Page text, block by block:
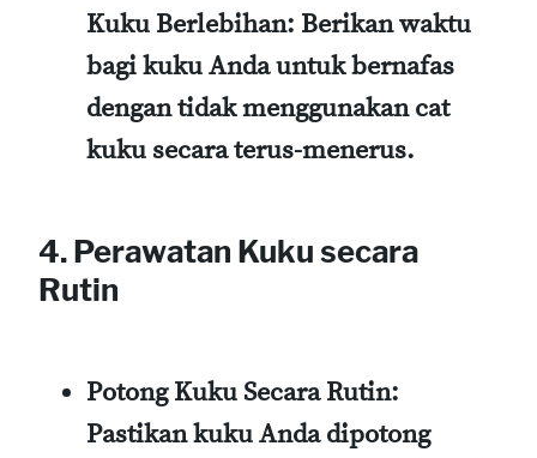
Kuku Berlebihan: Berikan waktu
bagi kuku Anda untuk bernafas
dengan tidak menggunakan cat
kuku secara terus-menerus.
4. Perawatan Kuku secara
Rutin
Potong Kuku Secara Rutin:
Pastikan kuku Anda dipotong